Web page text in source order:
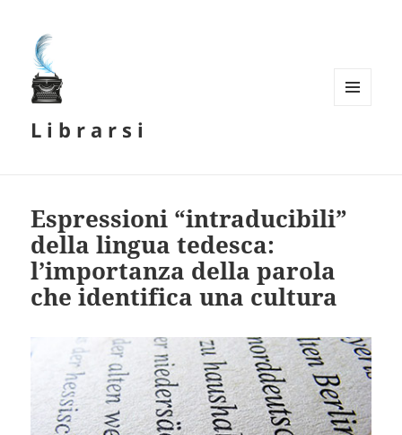
L i b r a r s i
Espressioni “intraducibili”
della lingua tedesca:
l’importanza della parola
che identifica una cultura